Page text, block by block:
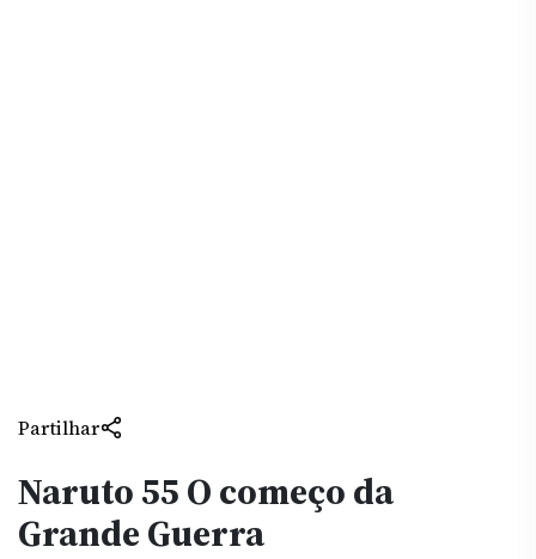
Partilhar
Naruto 55 O começo da
Grande Guerra